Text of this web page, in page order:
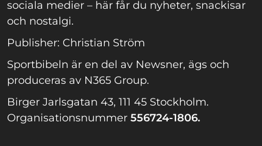
sociala medier – här får du nyheter, snackisar
och nostalgi.
Publisher: Christian Ström
Sportbibeln är en del av Newsner, ägs och
produceras av N365 Group.
Birger Jarlsgatan 43, 111 45 Stockholm.
Organisationsnummer 556724-1806.